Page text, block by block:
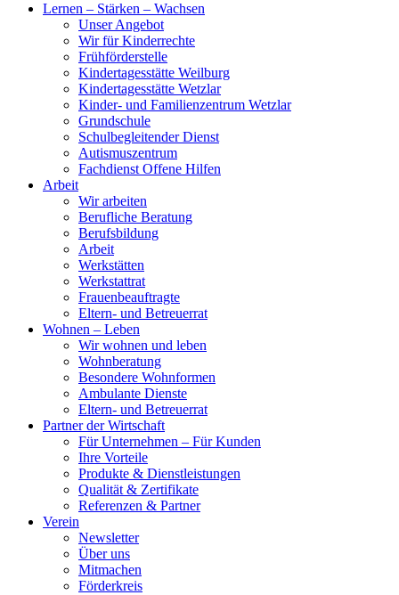
Lernen – Stärken – Wachsen
Unser Angebot
Wir für Kinderrechte
Frühförderstelle
Kindertagesstätte Weilburg
Kindertagesstätte Wetzlar
Kinder- und Familienzentrum Wetzlar
Grundschule
Schulbegleitender Dienst
Autismuszentrum
Fachdienst Offene Hilfen
Arbeit
Wir arbeiten
Berufliche Beratung
Berufsbildung
Arbeit
Werkstätten
Werkstattrat
Frauenbeauftragte
Eltern- und Betreuerrat
Wohnen – Leben
Wir wohnen und leben
Wohnberatung
Besondere Wohnformen
Ambulante Dienste
Eltern- und Betreuerrat
Partner der Wirtschaft
Für Unternehmen – Für Kunden
Ihre Vorteile
Produkte & Dienstleistungen
Qualität & Zertifikate
Referenzen & Partner
Verein
Newsletter
Über uns
Mitmachen
Förderkreis